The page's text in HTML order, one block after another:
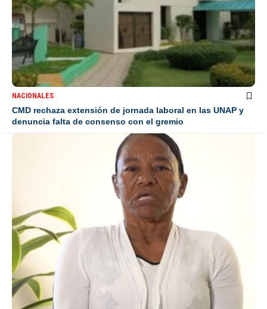
NACIONALES
CMD rechaza extensión de jornada laboral en las UNAP y
denuncia falta de consenso con el gremio